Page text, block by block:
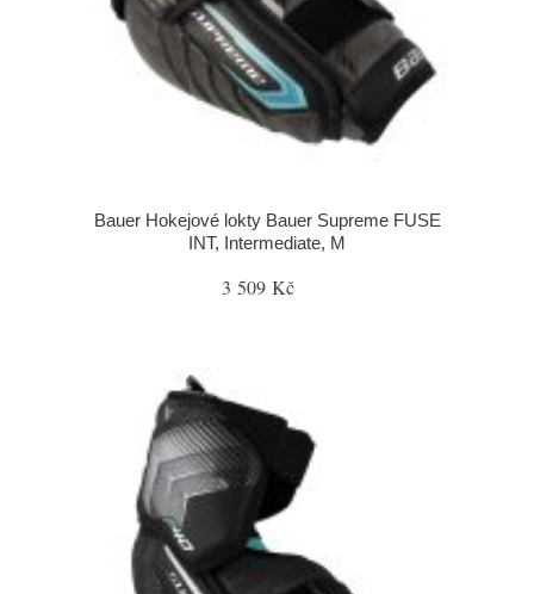
Bauer Hokejové lokty Bauer Supreme FUSE
INT, Intermediate, M
3 509 Kč